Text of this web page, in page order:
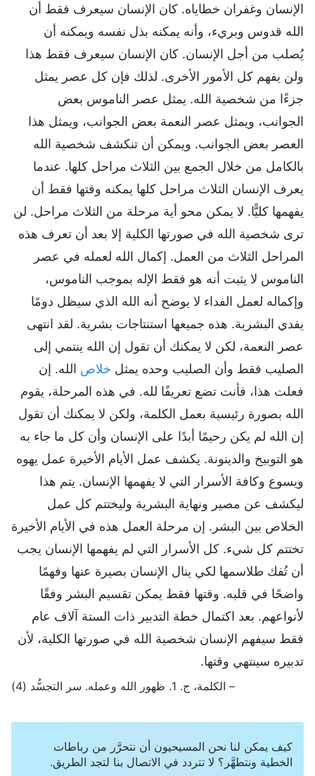
الإنسان وغفران خطاياه. كان الإنسان سيعرف فقط أن
الله قدوس وبريء، وأنه يمكنه بذل نفسه ويمكنه أن
يُصلب من أجل الإنسان. كان الإنسان سيعرف فقط هذا
ولن يفهم كل الأمور الأخرى. لذلك فإن كل عصر يمثل
جزءًا من شخصية الله. يمثل عصر الناموس بعض
الجوانب، ويمثل عصر النعمة بعض الجوانب، ويمثل هذا
العصر بعض الجوانب. ويمكن أن تنكشف شخصية الله
بالكامل من خلال الجمع بين الثلاث مراحل كلها. عندما
يعرف الإنسان الثلاث مراحل كلها يمكنه وقتها فقط أن
يفهمها كليًّا. لا يمكن محو أية مرحلة من الثلاث مراحل. لن
ترى شخصية الله في صورتها الكلية إلا بعد أن تعرف هذه
المراحل الثلاث من العمل. إكمال الله لعمله في عصر
الناموس لا يثبت أنه هو فقط الإله بموجب الناموس،
وإكماله لعمل الفداء لا يوضح أنه الله الذي سيظل دومًا
يفدي البشرية. هذه جميعها استنتاجات بشرية. لقد انتهى
عصر النعمة، لكن لا يمكنك أن تقول إن الله ينتمي إلى
الصليب فقط وأن الصليب وحده يمثل خلاص الله. إن
فعلت هذا، فأنت تضع تعريفًا لله. في هذه المرحلة، يقوم
الله بصورة رئيسية بعمل الكلمة، ولكن لا يمكنك أن تقول
إن الله لم يكن رحيمًا أبدًا على الإنسان وأن كل ما جاء به
هو التوبيخ والدينونة. يكشف عمل الأيام الأخيرة عمل يهوه
ويسوع وكافة الأسرار التي لا يفهمها الإنسان. يتم هذا
ليكشف عن مصير ونهاية البشرية وليختتم كل عمل
الخلاص بين البشر. إن مرحلة العمل هذه في الأيام الأخيرة
تختتم كل شيء. كل الأسرار التي لم يفهمها الإنسان يجب
أن تُفك طلاسمها لكي ينال الإنسان بصيرة عنها وفهمًا
واضحًا في قلبه. وقتها فقط يمكن تقسيم البشر وفقًا
لأنواعهم. بعد اكتمال خطة التدبير ذات الستة آلاف عام
فقط سيفهم الإنسان شخصية الله في صورتها الكلية، لأن
تدبيره سينتهي وقتها.
– الكلمة، ج. 1. ظهور الله وعمله. سر التجسُّد (4)
كيف يمكن لنا نحن المسيحيون أن نتحرَّر من رباطات
الخطية ونتطهَّر؟ لا تتردد في الاتصال بنا لتجد الطريق.